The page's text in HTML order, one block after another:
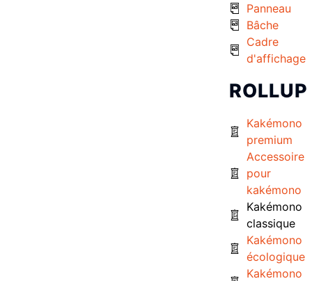
Panneau
Bâche
Cadre
d'affichage
ROLLUP
Kakémono
premium
Accessoire
pour
kakémono
Kakémono
classique
Kakémono
écologique
Kakémono